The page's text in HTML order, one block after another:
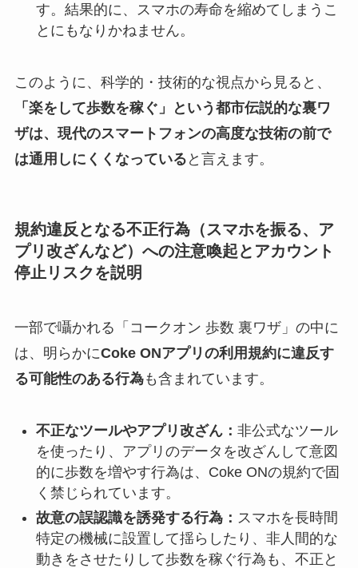
す。結果的に、スマホの寿命を縮めてしまうこ
とにもなりかねません。
このように、科学的・技術的な視点から見ると、
「楽をして歩数を稼ぐ」という都市伝説的な裏ワ
ザは、現代のスマートフォンの高度な技術の前で
は通用しにくくなっている と言えます。
規約違反となる不正行為（スマホを振る、ア
プリ改ざんなど）への注意喚起とアカウント
停止リスクを説明
一部で囁かれる「コークオン 歩数 裏ワザ」の中に
は、明らかにCoke ONアプリの利用規約に違反す
る可能性のある行為も含まれています。
不正なツールやアプリ改ざん： 非公式なツール
を使ったり、アプリのデータを改ざんして意図
的に歩数を増やす行為は、Coke ONの規約で固
く禁じられています。
故意の誤認識を誘発する行為： スマホを長時間
特定の機械に設置して揺らしたり、非人間的な
動きをさせたりして歩数を稼ぐ行為も、不正と